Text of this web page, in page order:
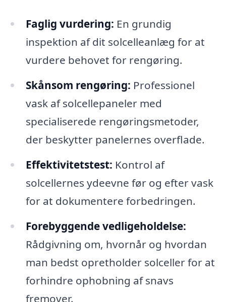
Faglig vurdering: En grundig
inspektion af dit solcelleanlæg for at
vurdere behovet for rengøring.
Skånsom rengøring: Professionel
vask af solcellepaneler med
specialiserede rengøringsmetoder,
der beskytter panelernes overflade.
Effektivitetstest: Kontrol af
solcellernes ydeevne før og efter vask
for at dokumentere forbedringen.
Forebyggende vedligeholdelse:
Rådgivning om, hvornår og hvordan
man bedst opretholder solceller for at
forhindre ophobning af snavs
fremover.